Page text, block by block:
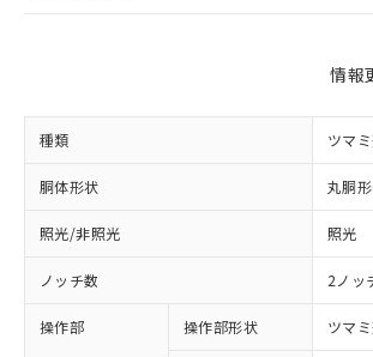
情報
種類 ツマ
胴体形状 丸胴
照光/非照光 照光
ノッチ数 2ノッ
操作部 操作部形状 ツマ